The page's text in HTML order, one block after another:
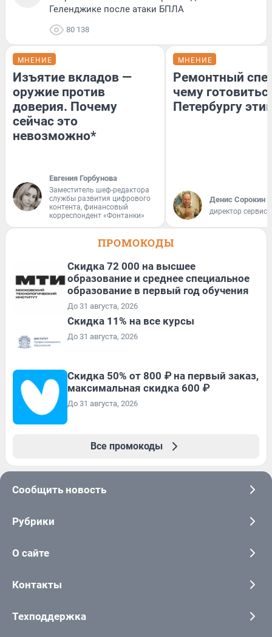
Геленджике после атаки БПЛА
80 138
МНЕНИЕ
Изъятие вкладов —
оружие против
доверия. Почему
сейчас это
невозможно*
Евгения Горбунова
Заместитель шеф-редактора
службы развития цифрового
контента, финансовый
корреспондент «Фонтанки»
МНЕНИЕ
Ремонтный
чему
Петербургу
Денис Сорокин
директор
ПРОМОКОДЫ
Скидка 72 000 на высшее
образование и среднее специальное
образование в первый год обучения
До 31 августа, 2026
Скидка 11% на все курсы
До 31 августа, 2026
Скидка 50% от 800 ₽ на первый заказ,
максимальная скидка 600 ₽
До 31 августа, 2026
Все промокоды
Сообщить новость
Рубрики
О сайте
Контакты
Техподдержка